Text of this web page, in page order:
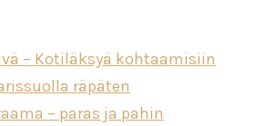
– Kotiläksyä kohtaamisiin
räpäten
– paras ja pahin